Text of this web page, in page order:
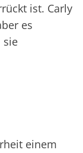
ist. Carly
es
sie
einem